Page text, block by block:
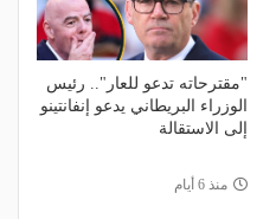
"مقترحاته تدعو للعار".. رئيس
الوزراء البريطاني يدعو إنفانتينو
إلى الاستقالة
منذ 6 أيام